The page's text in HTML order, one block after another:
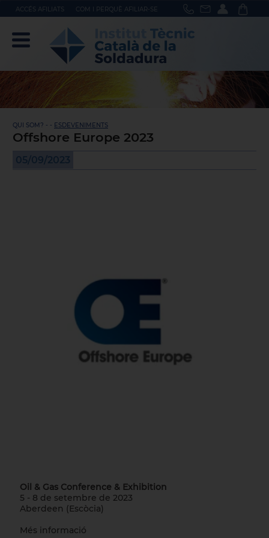
ACCÉS AFILIATS COM I PERQUÈ AFILIAR-SE
QUI SOM? - - ESDEVENIMENTS
Offshore Europe 2023
05/09/2023
Oil & Gas Conference & Exhibition
5 - 8 de setembre de 2023
Aberdeen (Escòcia)
Més informació